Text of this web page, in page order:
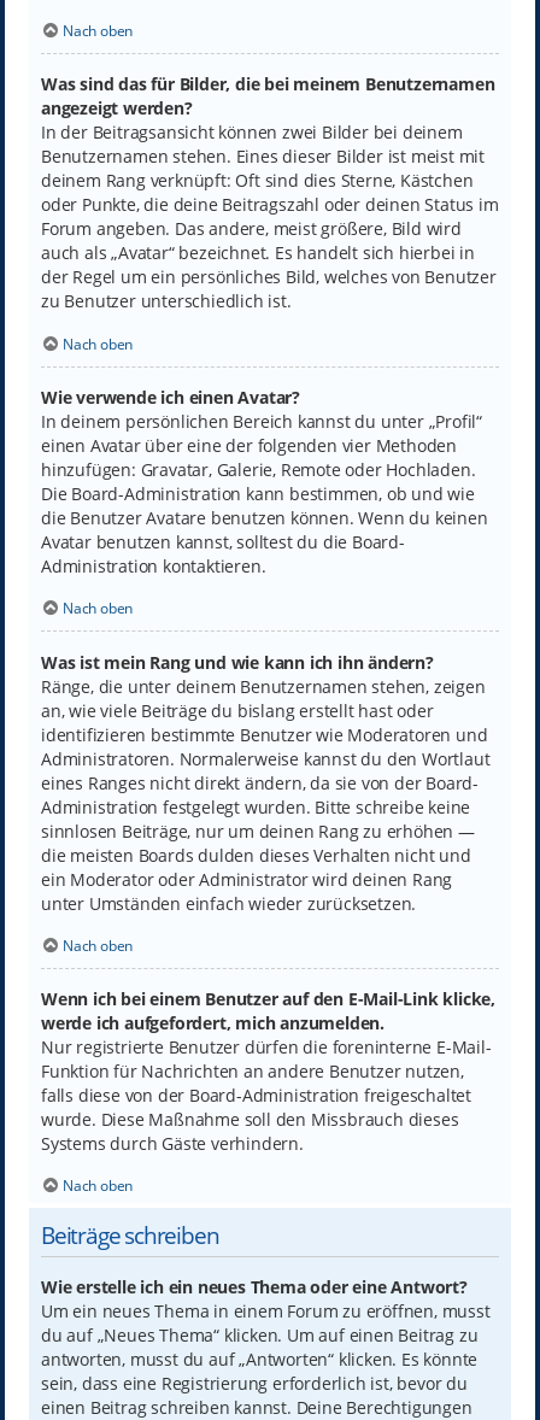
Nach oben
Was sind das für Bilder, die bei meinem Benutzernamen
angezeigt werden?
In der Beitragsansicht können zwei Bilder bei deinem
Benutzernamen stehen. Eines dieser Bilder ist meist mit
deinem Rang verknüpft: Oft sind dies Sterne, Kästchen
oder Punkte, die deine Beitragszahl oder deinen Status im
Forum angeben. Das andere, meist größere, Bild wird
auch als „Avatar“ bezeichnet. Es handelt sich hierbei in
der Regel um ein persönliches Bild, welches von Benutzer
zu Benutzer unterschiedlich ist.
Nach oben
Wie verwende ich einen Avatar?
In deinem persönlichen Bereich kannst du unter „Profil“
einen Avatar über eine der folgenden vier Methoden
hinzufügen: Gravatar, Galerie, Remote oder Hochladen.
Die Board-Administration kann bestimmen, ob und wie
die Benutzer Avatare benutzen können. Wenn du keinen
Avatar benutzen kannst, solltest du die Board-
Administration kontaktieren.
Nach oben
Was ist mein Rang und wie kann ich ihn ändern?
Ränge, die unter deinem Benutzernamen stehen, zeigen
an, wie viele Beiträge du bislang erstellt hast oder
identifizieren bestimmte Benutzer wie Moderatoren und
Administratoren. Normalerweise kannst du den Wortlaut
eines Ranges nicht direkt ändern, da sie von der Board-
Administration festgelegt wurden. Bitte schreibe keine
sinnlosen Beiträge, nur um deinen Rang zu erhöhen —
die meisten Boards dulden dieses Verhalten nicht und
ein Moderator oder Administrator wird deinen Rang
unter Umständen einfach wieder zurücksetzen.
Nach oben
Wenn ich bei einem Benutzer auf den E-Mail-Link klicke,
werde ich aufgefordert, mich anzumelden.
Nur registrierte Benutzer dürfen die foreninterne E-Mail-
Funktion für Nachrichten an andere Benutzer nutzen,
falls diese von der Board-Administration freigeschaltet
wurde. Diese Maßnahme soll den Missbrauch dieses
Systems durch Gäste verhindern.
Nach oben
Beiträge schreiben
Wie erstelle ich ein neues Thema oder eine Antwort?
Um ein neues Thema in einem Forum zu eröffnen, musst
du auf „Neues Thema“ klicken. Um auf einen Beitrag zu
antworten, musst du auf „Antworten“ klicken. Es könnte
sein, dass eine Registrierung erforderlich ist, bevor du
einen Beitrag schreiben kannst. Deine Berechtigungen